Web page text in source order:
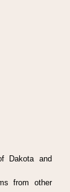
Dakota and
from other